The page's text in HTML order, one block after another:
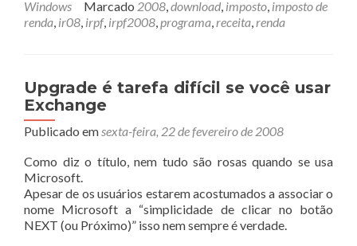
Windows
Marcado 2008,download, imposto, imposto de
renda, ir08, irpf, irpf2008,programa,receita,renda
Upgrade é tarefa difícil se você usar
Exchange
Publicado emsexta-feira, 22 de fevereiro de 2008
Como diz o título, nem tudo são rosas quando se usa
Microsoft.
Apesar de os usuários estarem acostumados a associar o
nome Microsoft a “simplicidade de clicar no botão
NEXT (ou Próximo)” isso nem sempre é verdade.